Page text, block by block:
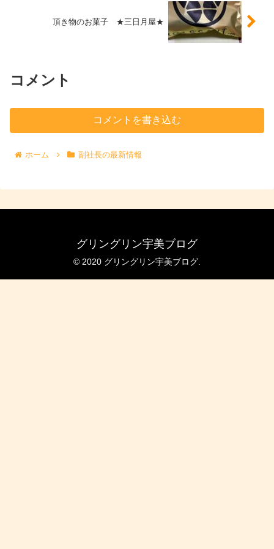
頂き物のお菓子 ★三日月屋★
コメント
コメントを書き込む
ホーム 副社長の最新情報
グリングリン宇美ブログ
© 2020 グリングリン宇美ブログ.